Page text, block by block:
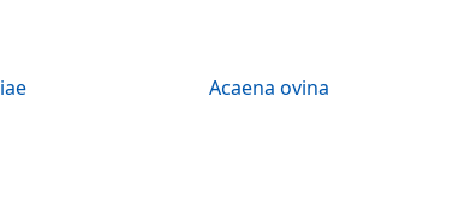
Acaena ovina